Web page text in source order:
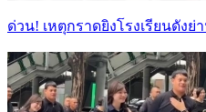
ด่วน! เหตุกราดยิงโรงเรียนดังย่